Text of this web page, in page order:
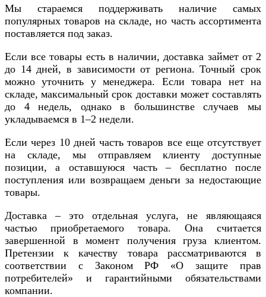
Мы стараемся поддерживать наличие самых
популярных товаров на складе, но часть ассортимента
поставляется под заказ.
Если все товары есть в наличии, доставка займет от 2
до 14 дней, в зависимости от региона. Точный срок
можно уточнить у менеджера. Если товара нет на
складе, максимальный срок доставки может составлять
до 4 недель, однако в большинстве случаев мы
укладываемся в 1–2 недели.
Если через 10 дней часть товаров все еще отсутствует
на складе, мы отправляем клиенту доступные
позиции, а оставшуюся часть – бесплатно после
поступления или возвращаем деньги за недостающие
товары.
Доставка – это отдельная услуга, не являющаяся
частью приобретаемого товара. Она считается
завершенной в момент получения груза клиентом.
Претензии к качеству товара рассматриваются в
соответствии с Законом РФ «О защите прав
потребителей» и гарантийными обязательствами
компании.